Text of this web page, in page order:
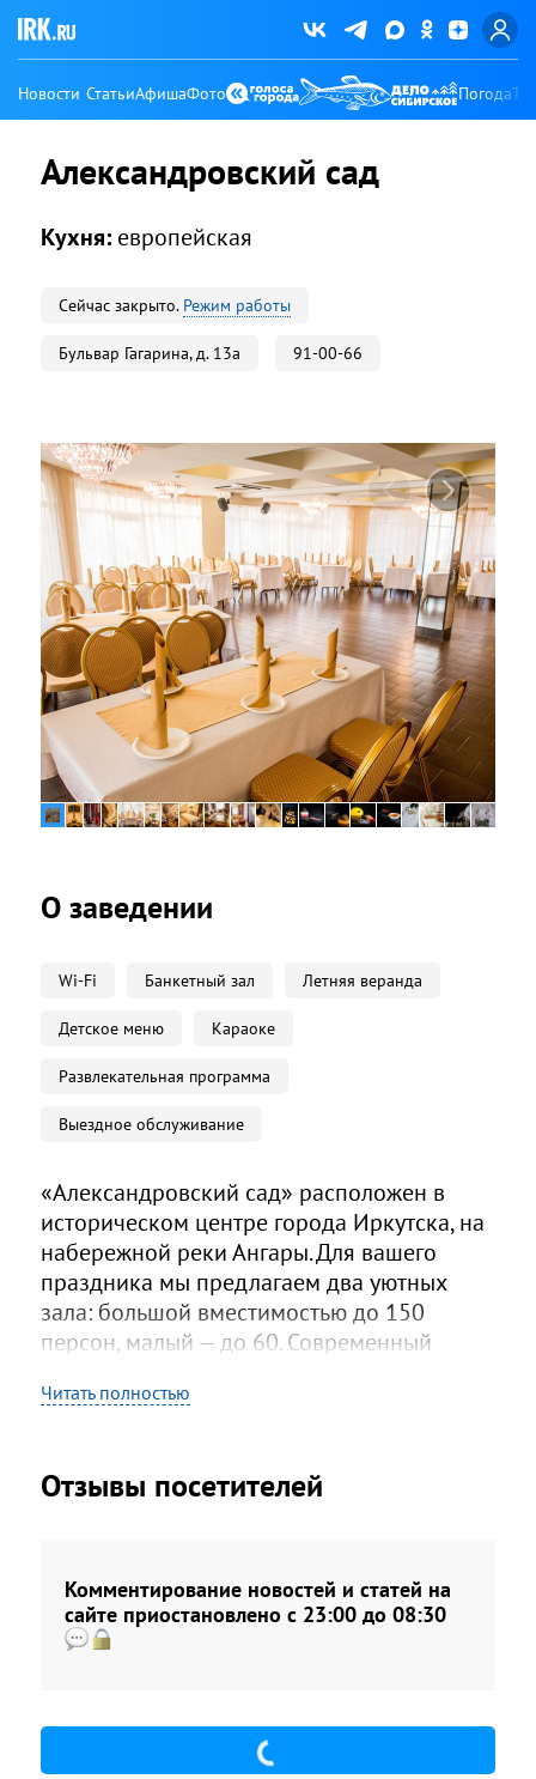
Новости СтатьиАфишаФото Погода
Александровский сад
Кухня: европейская
Сейчас закрыто. Режим работы
Бульвар Гагарина, д. 13а 91-00-66
О заведении
Wi-Fi Банкетный зал Летняя веранда
Детское меню Караоке
Развлекательная программа
Выездное обслуживание
«Александровский сад» расположен в
историческом центре города Иркутска, на
набережной реки Ангары. Для вашего
праздника мы предлагаем два уютных
зала: большой вместимостью до 150
персон, малый — до 60. Современный
свадеб, юбилеев, дней рождений, детских
конференций, презентаций, бизнес-
шоу, а летняя веранда подходит для
выездных регистраций и запуска салюта.
Флористы, пиротехники, аэродизайнеры,
только поискать в уголках своей памяти ту
заветную мечту, которую вы давно хотели
Читать полностью
Отзывы посетителей
Комментирование новостей и статей на
сайте приостановлено с 23:00 до 08:30